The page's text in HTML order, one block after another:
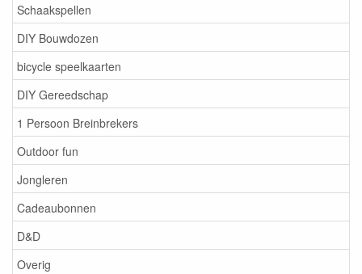
Schaakspellen
DIY Bouwdozen
bicycle speelkaarten
DIY Gereedschap
1 Persoon Breinbrekers
Outdoor fun
Jongleren
Cadeaubonnen
D&D
Overig